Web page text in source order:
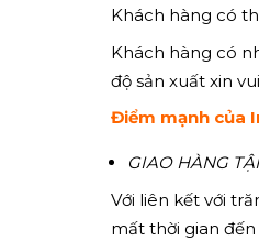
Khách hàng có
Khách hàng có
độ sản xuất xin
Điểm mạnh của
GIAO HÀNG
Với liên kết với
mất thời gian